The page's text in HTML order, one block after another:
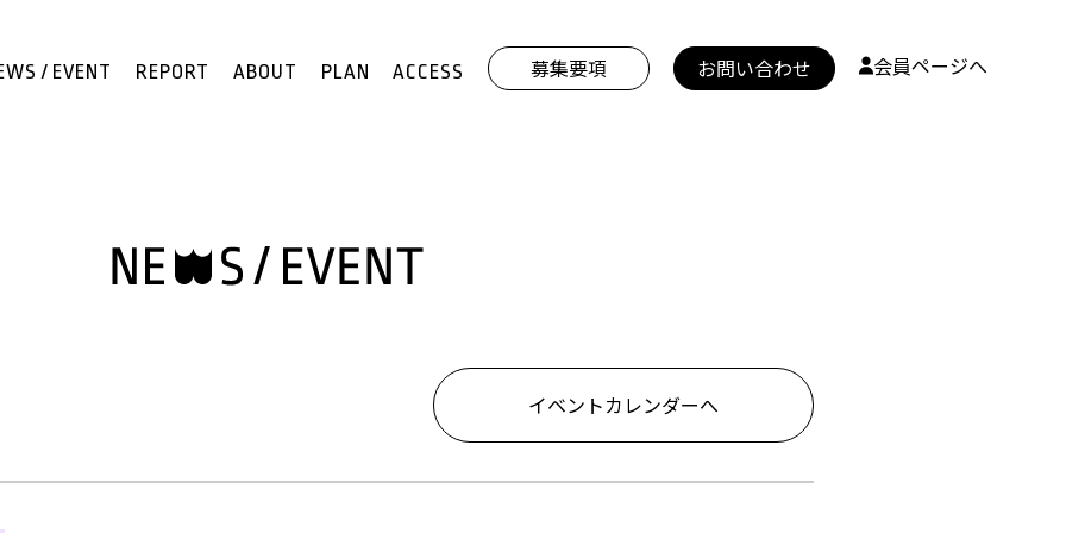
/ EVENT REPORT ABOUT PLAN ACCESS 募集要項 お問い合わせ 会員ページへ
イベントカレンダーへ